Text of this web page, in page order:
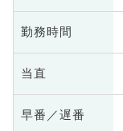
勤務時間
当直
早番／遅番